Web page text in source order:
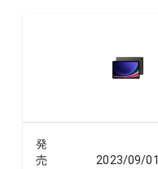
発
売
2023/09/01